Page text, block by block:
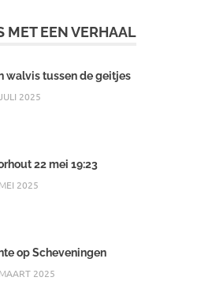
MET EEN VERHAAL
walvis tussen de geitjes
2025
22 mei 19:23
2025
op Scheveningen
2025